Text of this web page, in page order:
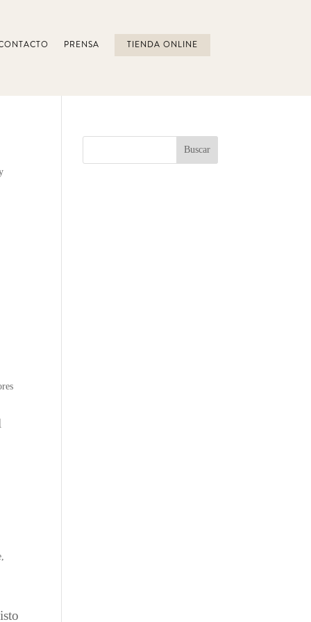
PRENSA TIENDA ONLINE